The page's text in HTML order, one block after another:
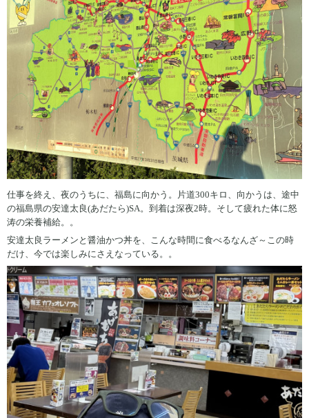
仕事を終え、夜のうちに、福島に向かう。片道300キロ、向かうは、途中
の福島県の安達太良(あだたら)SA。到着は深夜2時。そして疲れた体に怒
涛の栄養補給。。
安達太良ラーメンと醤油かつ丼を、こんな時間に食べるなんざ～この時
だけ、今では楽しみにさえなっている。。